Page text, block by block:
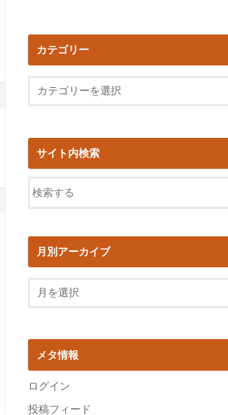
カテゴリー
サイト内検索
月別アーカイブ
メタ情報
ログイン
投稿フィード